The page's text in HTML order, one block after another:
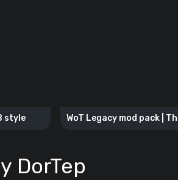
style
WoT Legacy mod pack |
DorTep